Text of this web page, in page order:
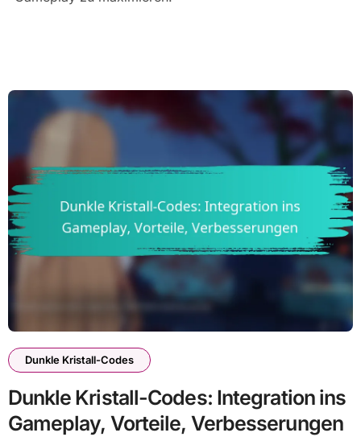
Dunkle Kristall-Codes
Dunkle Kristall-Codes: Integration ins
Gameplay, Vorteile, Verbesserungen